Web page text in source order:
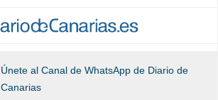
Únete al Canal de WhatsApp de Diario de
Canarias